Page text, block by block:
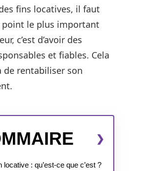
fins locatives, il faut
point le plus important
c’est d’avoir des
et fiables. Cela
rentabiliser son
locative : qu’est-ce que c’est ?